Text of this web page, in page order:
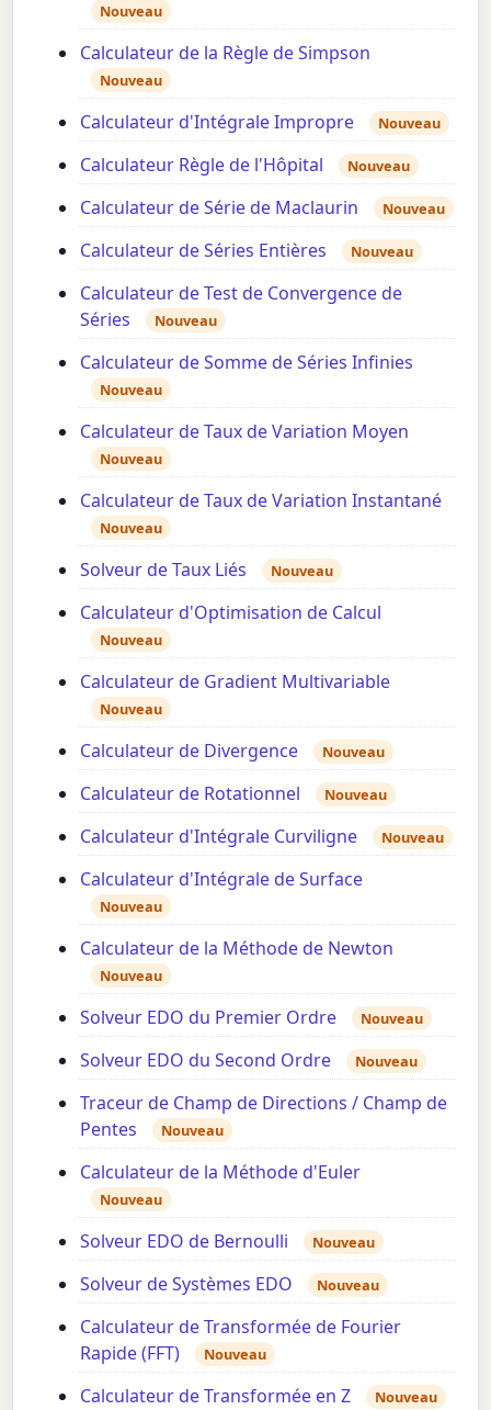
Nouveau
Calculateur de la Règle de Simpson
Nouveau
Calculateur d'Intégrale Impropre Nouveau
Calculateur Règle de l'Hôpital Nouveau
Calculateur de Série de Maclaurin Nouveau
Calculateur de Séries Entières Nouveau
Calculateur de Test de Convergence de
Séries
Nouveau
Calculateur de Somme de Séries Infinies
Nouveau
Calculateur de Taux de Variation Moyen
Nouveau
Calculateur de Taux de Variation Instantané
Nouveau
Solveur de Taux Liés Nouveau
Calculateur d'Optimisation de Calcul
Nouveau
Calculateur de Gradient Multivariable
Nouveau
Calculateur de Divergence Nouveau
Calculateur de Rotationnel Nouveau
Calculateur d'Intégrale Curviligne Nouveau
Calculateur d'Intégrale de Surface
Nouveau
Calculateur de la Méthode de Newton
Nouveau
Solveur EDO du Premier Ordre Nouveau
Solveur EDO du Second Ordre Nouveau
Traceur de Champ de Directions / Champ de
Pentes
Nouveau
Calculateur de la Méthode d'Euler
Nouveau
Solveur EDO de Bernoulli Nouveau
Solveur de Systèmes EDO Nouveau
Calculateur de Transformée de Fourier
Rapide (FFT)
Nouveau
Calculateur de Transformée en Z Nouveau